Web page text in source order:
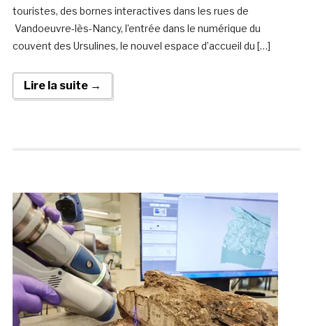
touristes, des bornes interactives dans les rues de
Vandoeuvre-lès-Nancy, l’entrée dans le numérique du
couvent des Ursulines, le nouvel espace d’accueil du […]
Lire la suite →